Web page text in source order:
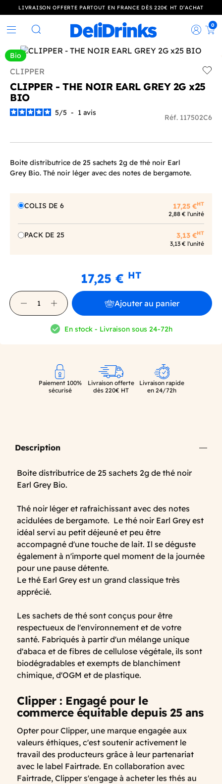
LIVRAISON OFFERTE PARTOUT EN FRANCE DÈS 220€ HT D’ACHAT
Rechercher
0
Bio
CLIPPER
CLIPPER - THE NOIR EARL GREY 2G x25
BIO
5/5 - 1 avis
Réf. 117502C6
Boite distributrice de 25 sachets 2g de thé noir Earl
Grey Bio. Thé noir léger avec des notes de bergamote.
COLIS DE 6 17,25 €HT
2,88 € l'unité
PACK DE 25 3,13 €HT
3,13 € l'unité
17,25 € HT
Ajouter au panier
En stock - Livraison sous 24-72h
Paiement 100%
sécurisé
Livraison offerte
dès 220€ HT
Livraison rapide
en 24/72h
Description
Boite distributrice de 25 sachets 2g de thé noir
Earl Grey Bio.
Thé noir léger et rafraichissant avec des notes
acidulées de bergamote. Le thé noir Earl Grey est
idéal servi au petit déjeuné et peu être
accompagné d'une touche de lait. Il se déguste
également à n'importe quel moment de la journée
pour une pause détente.
Le thé Earl Grey est un grand classique très
apprécié.
Les sachets de thé sont conçus pour être
respectueux de l'environnement et de votre
santé. Fabriqués à partir d'un mélange unique
d'abaca et de fibres de cellulose végétale, ils sont
biodégradables et exempts de blanchiment
chimique, d'OGM et de plastique.
Clipper : Engagé pour le
commerce équitable depuis 25 ans
Opter pour Clipper, une marque engagée aux
valeurs éthiques, c'est soutenir activement le
travail des producteurs grâce à leur partenariat
avec le label Fairtrade. En collaboration avec
Fairtrade, Clipper s'engage à acheter les thés au